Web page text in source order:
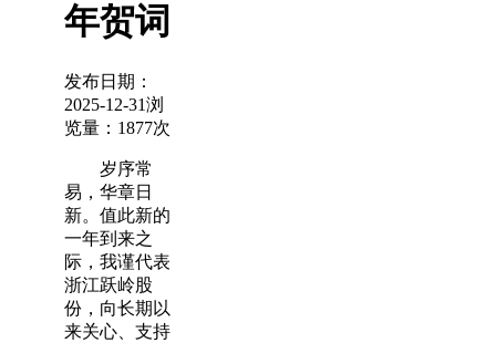
年贺词
发布日期：
2025-12-31浏
览量：1877次
岁序常
易，华章日
新。值此新的
一年到来之
际，我谨代表
浙江跃岭股
份，向长期以
来关心、支持